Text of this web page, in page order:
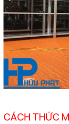
CÁCH THỨC